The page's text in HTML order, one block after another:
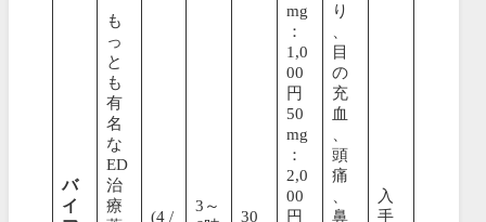
バ
イ
も
っ
と
も
有
名
な
ED
治
療
(4 /
3～
30
mg
：
1,0
00
円
50
mg
：
2,0
00
円
り
目
の
充
血
頭
痛
鼻
入
手